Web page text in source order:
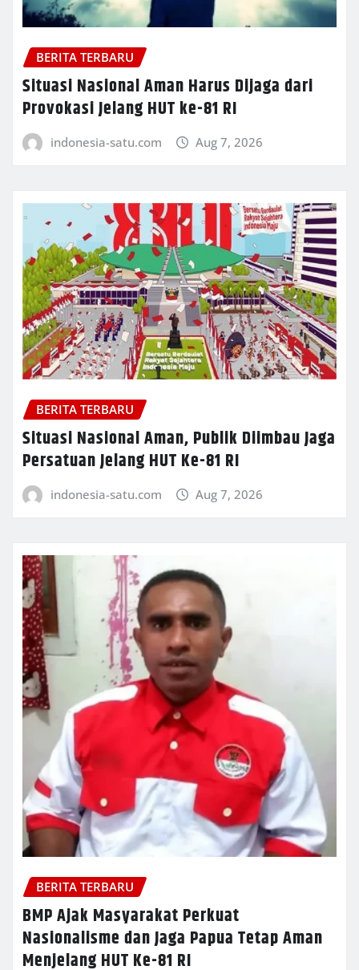
BERITA TERBARU
Situasi Nasional Aman Harus Dijaga dari
Provokasi Jelang HUT ke-81 RI
indonesia-satu.com Aug 7, 2026
BERITA TERBARU
Situasi Nasional Aman, Publik Diimbau Jaga
Persatuan Jelang HUT Ke-81 RI
indonesia-satu.com Aug 7, 2026
BERITA TERBARU
BMP Ajak Masyarakat Perkuat
Nasionalisme dan Jaga Papua Tetap Aman
Menjelang HUT Ke-81 RI